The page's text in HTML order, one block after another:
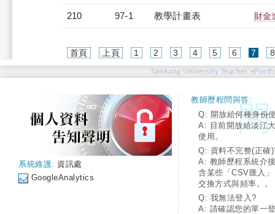
210 97-1 教學計畫表 財金
首頁 上頁 1 2 3 4 5 6 7 8
Tamkang University Teacher
系統維護: 資訊處
GoogleAnalytics
教師歷程問與答:
Q: 開放給何種身份
A: 目前開放給淡江
使用。
Q: 資料不完整(正確
A: 教師歷程系統介
含某些「CSV匯入
交換方式與頻率。。
Q: 我無法登入?
A: 請確認您的單一